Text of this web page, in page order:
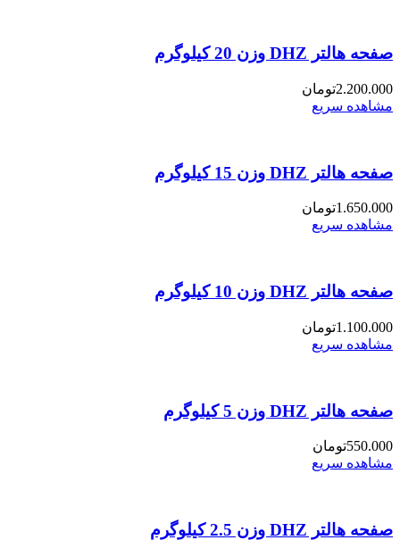
صفحه هالتر DHZ وزن 20 کیلوگرم
تومان2.200.000
مشاهده سریع
صفحه هالتر DHZ وزن 15 کیلوگرم
تومان1.650.000
مشاهده سریع
صفحه هالتر DHZ وزن 10 کیلوگرم
تومان1.100.000
مشاهده سریع
صفحه هالتر DHZ وزن 5 کیلوگرم
تومان550.000
مشاهده سریع
صفحه هالتر DHZ وزن 2.5 کیلوگرم